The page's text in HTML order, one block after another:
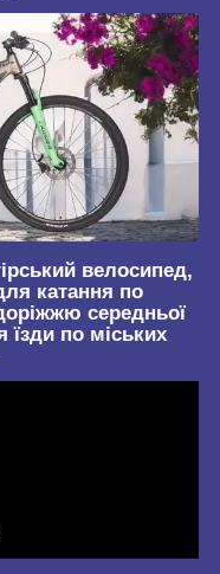
велосипед,
катання по
середньої
їзди по міських